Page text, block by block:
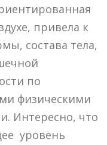
привела к
состава тела,
по
физическими
Интересно, что
уровень